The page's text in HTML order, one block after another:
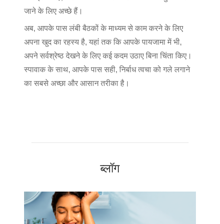
जाने के लिए अच्छे हैं।
अब, आपके पास लंबी बैठकों के माध्यम से काम करने के लिए
अपना खुद का रहस्य है, यहां तक कि आपके पायजामा में भी,
अपने सर्वश्रेष्ठ देखने के लिए कई कदम उठाए बिना चिंता किए।
स्पावाक के साथ, आपके पास सही, निर्बाध त्वचा को गले लगाने
का सबसे अच्छा और आसान तरीका है।
ब्लॉग